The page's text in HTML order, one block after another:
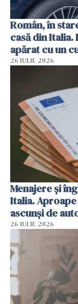
Român, în
casă din
apărat cu un
26 IULIE 2026
Menajere și
Italia.
ascunși de
26 IULIE 2026